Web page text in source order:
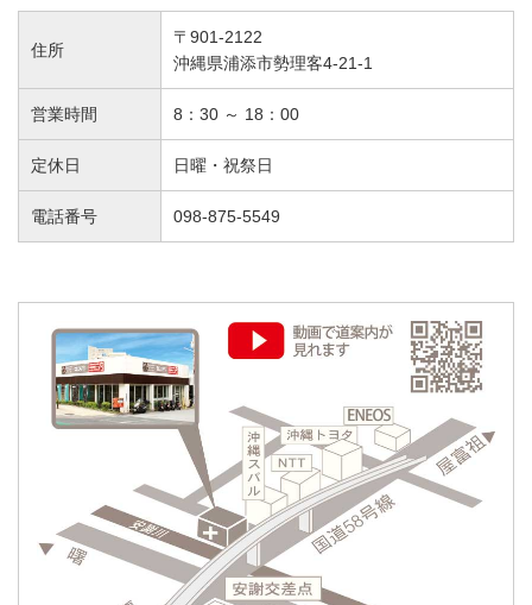
住所
〒901-2122
沖縄県浦添市勢理客4-21-1
営業時間 8：30 ～ 18：00
定休日 日曜・祝祭日
電話番号 098-875-5549